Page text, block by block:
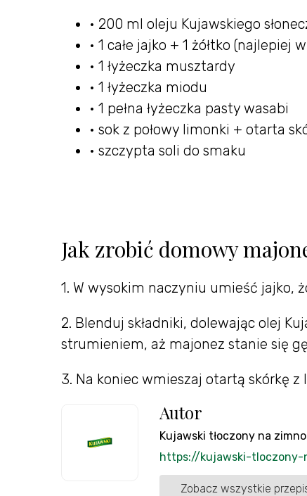
• 200 ml oleju Kujawskiego
• 1 całe jajko + 1 żółtko
• 1 łyżeczka musztardy
• 1 łyżeczka miodu
• 1 pełna łyżeczka pasty wasabi
• sok z połowy limonki + otarta
• szczypta soli do smaku
Jak zrobić domowy
1. W wysokim naczyniu umieść jajko,
2. Blenduj składniki, dolewając olej
strumieniem, aż majonez stanie się
3. Na koniec wmieszaj otartą skórkę z
Autor
Kujawski tłoczony na zimno
https://kujawski-tloczony-
Zobacz wszystkie